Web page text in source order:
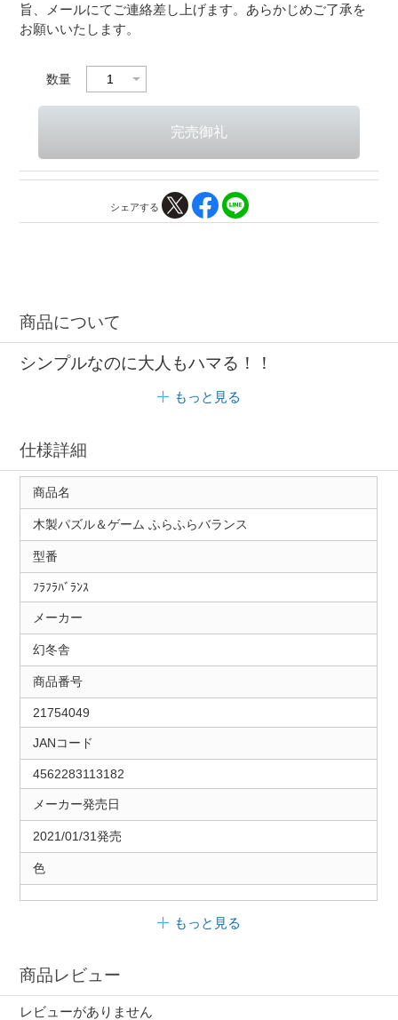
旨、メールにてご連絡差し上げます。あらかじめご了承を
お願いいたします。
数量
シェアする
商品について
シンプルなのに大人もハマる！！
もっと見る
仕様詳細
商品名
木製パズル＆ゲーム ふらふらバランス
型番
ﾌﾗﾌﾗﾊﾞﾗﾝｽ
メーカー
幻冬舎
商品番号
21754049
JANコード
4562283113182
メーカー発売日
2021/01/31発売
色
もっと見る
商品レビュー
レビューがありません